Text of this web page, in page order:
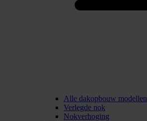
Alle dakopbouw modellen
Verlegde nok
Nokverhoging